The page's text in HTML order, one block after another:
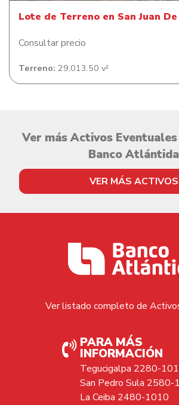
Lote de Terreno en San Juan
Consultar precio
Terreno: 29,013.50 v²
Ver más Activos
Banco Atlántida
VER MÁS ACTIVOS
Ver listado completo de
PARA MÁS
INFORMACIÓN
Tegucigalpa 2280-
San Pedro Sula 2580-
La Ceiba 2480-1010